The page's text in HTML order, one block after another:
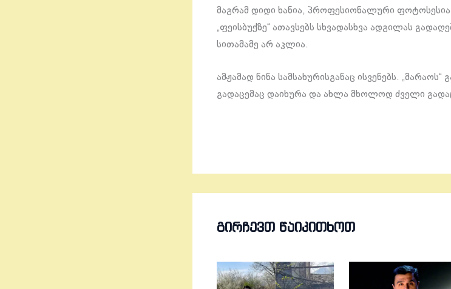
მაგრამ დიდი ხანია, პროფესიონალური
„ფეისბუქზე“ ათავსებს სხვადასხვა ადგილას
სითამამე არ აკლია.
ამჟამად ნინა სამსახურისგანაც ისვენებს. „მარაოს“
გადაცემაც დაიხურა და ახლა მხოლოდ ძველი
ᲒᲘᲠᲩᲔᲕᲗ ᲬᲐᲘᲙᲘᲗᲮᲝᲗ